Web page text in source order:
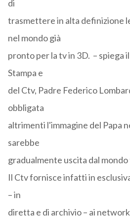
di
trasmettere in alta definizione
nel mondo già
pronto per la tv in 3D. – spiega
Stampa e
del Ctv, Padre Federico
obbligata
altrimenti l'immagine del Papa
sarebbe
gradualmente uscita dal mondo
Il Ctv fornisce infatti in
– in
diretta e di archivio – ai